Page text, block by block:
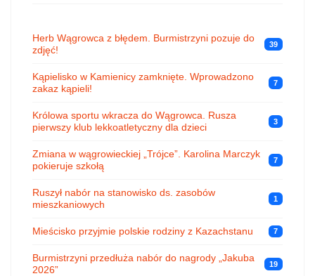
Herb Wągrowca z błędem. Burmistrzyni pozuje do
zdjęć!
39
Kąpielisko w Kamienicy zamknięte. Wprowadzono
zakaz kąpieli!
7
Królowa sportu wkracza do Wągrowca. Rusza
pierwszy klub lekkoatletyczny dla dzieci
3
Zmiana w wągrowieckiej „Trójce”. Karolina Marczyk
pokieruje szkołą
7
Ruszył nabór na stanowisko ds. zasobów
mieszkaniowych
1
Mieścisko przyjmie polskie rodziny z Kazachstanu 7
Burmistrzyni przedłuża nabór do nagrody „Jakuba
2026”
19